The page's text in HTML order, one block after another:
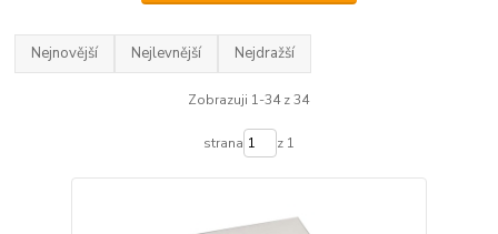
Nejnovější Nejlevnější Nejdražší
Zobrazuji 1-34 z 34
strana z 1